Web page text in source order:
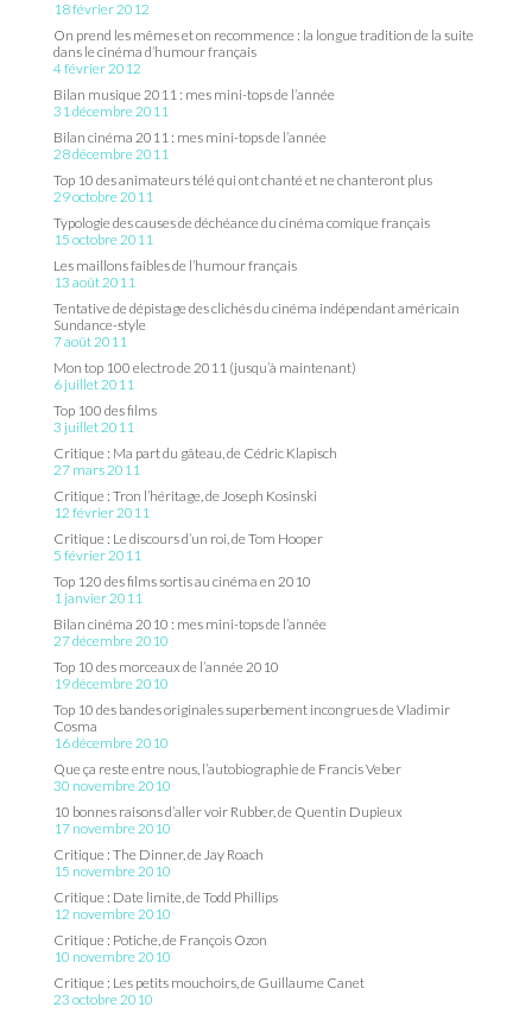
18 février 2012
On prend les mêmes et on recommence : la longue tradition de la suite
dans le cinéma d’humour français
4 février 2012
Bilan musique 2011 : mes mini-tops de l’année
31 décembre 2011
Bilan cinéma 2011 : mes mini-tops de l’année
28 décembre 2011
Top 10 des animateurs télé qui ont chanté et ne chanteront plus
29 octobre 2011
Typologie des causes de déchéance du cinéma comique français
15 octobre 2011
Les maillons faibles de l’humour français
13 août 2011
Tentative de dépistage des clichés du cinéma indépendant américain
Sundance-style
7 août 2011
Mon top 100 electro de 2011 (jusqu’à maintenant)
6 juillet 2011
Top 100 des films
3 juillet 2011
Critique : Ma part du gâteau, de Cédric Klapisch
27 mars 2011
Critique : Tron l’héritage, de Joseph Kosinski
12 février 2011
Critique : Le discours d’un roi, de Tom Hooper
5 février 2011
Top 120 des films sortis au cinéma en 2010
1 janvier 2011
Bilan cinéma 2010 : mes mini-tops de l’année
27 décembre 2010
Top 10 des morceaux de l’année 2010
19 décembre 2010
Top 10 des bandes originales superbement incongrues de Vladimir
Cosma
16 décembre 2010
Que ça reste entre nous, l’autobiographie de Francis Veber
30 novembre 2010
10 bonnes raisons d’aller voir Rubber, de Quentin Dupieux
17 novembre 2010
Critique : The Dinner, de Jay Roach
15 novembre 2010
Critique : Date limite, de Todd Phillips
12 novembre 2010
Critique : Potiche, de François Ozon
10 novembre 2010
Critique : Les petits mouchoirs, de Guillaume Canet
23 octobre 2010